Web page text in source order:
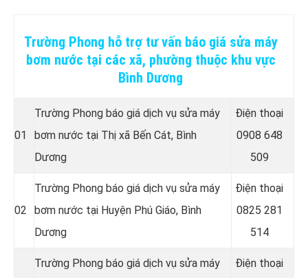
Trường Phong hỗ trợ tư vấn báo giá sửa máy
bơm nước tại các xã, phường thuộc khu vực
Bình Dương
01
Trường Phong báo giá dịch vụ sửa máy
bơm nước tại Thị xã Bến Cát, Bình
Dương
Điện thoại
0908 648
509
02
Trường Phong báo giá dịch vụ sửa máy
bơm nước tại Huyện Phú Giáo, Bình
Dương
Điện thoại
0825 281
514
Trường Phong báo giá dịch vụ sửa máy
Điện thoại